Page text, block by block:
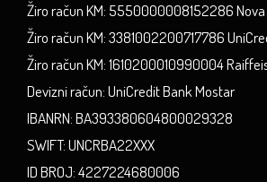
Žiro račun KM: 5550000008152286
Žiro račun KM: 3381002200717786
Žiro račun KM: 1610200010990004
Devizni račun: UniCredit Bank Mostar
IBANRN: BA393380604800029328
SWIFT: UNCRBA22XXX
ID BROJ: 4227224680006